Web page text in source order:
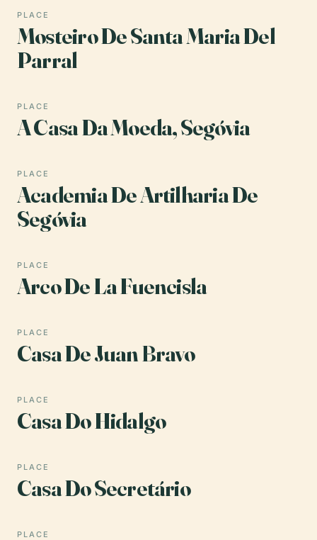
PLACE
Mosteiro De Santa Maria Del
Parral
PLACE
A Casa Da Moeda, Segóvia
PLACE
Academia De Artilharia De
Segóvia
PLACE
Arco De La Fuencisla
PLACE
Casa De Juan Bravo
PLACE
Casa Do Hidalgo
PLACE
Casa Do Secretário
PLACE